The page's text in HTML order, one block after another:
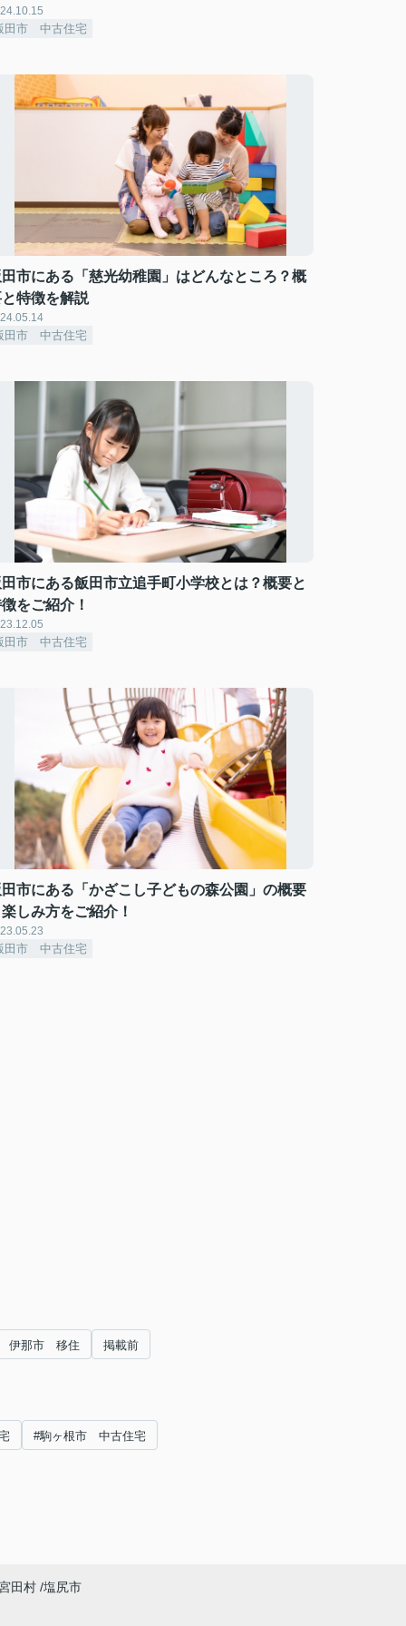
田市 中古住宅
市にある「慈光幼稚園」はどんなところ？概
特徴を解説
田市 中古住宅
市にある飯田市立追手町小学校とは？概要と
をご紹介！
田市 中古住宅
市にある「かざこし子どもの森公園」の概要
しみ方をご紹介！
田市 中古住宅
伊那市 移住 掲載前
#駒ヶ根市 中古住宅
田村 塩尻市